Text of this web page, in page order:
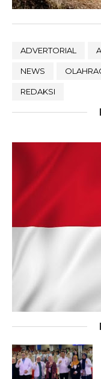
ADVERTORIAL
NEWS
REDAKSI